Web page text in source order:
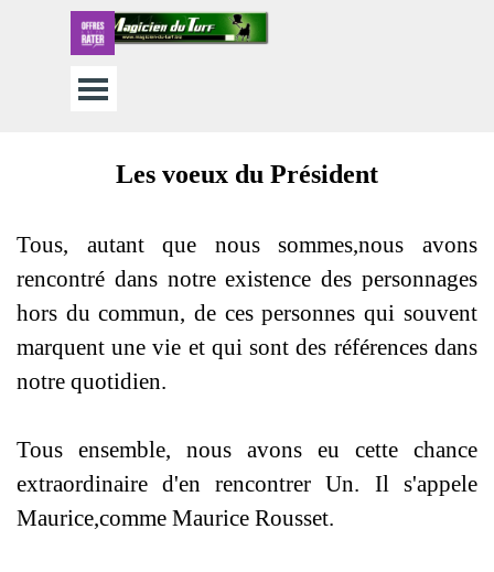
Aller au contenu
Sauter le menu
Les voeux du Président
Tous, autant que nous sommes,nous avons
rencontré dans notre existence des personnages
hors du commun, de ces personnes qui souvent
marquent une vie et qui sont des références dans
notre quotidien.
Tous ensemble, nous avons eu cette chance
extraordinaire d'en rencontrer Un. Il s'appele
Maurice,comme Maurice Rousset.